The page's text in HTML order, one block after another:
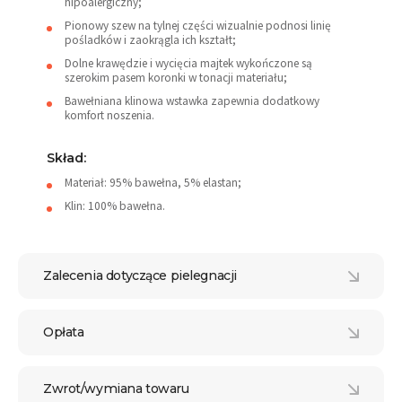
Pionowy szew na tylnej części wizualnie podnosi linię
pośladków i zaokrągla ich kształt;
Dolne krawędzie i wycięcia majtek wykończone są
szerokim pasem koronki w tonacji materiału;
Bawełniana klinowa wstawka zapewnia dodatkowy
komfort noszenia.
Skład:
Materiał: 95% bawełna, 5% elastan;
Klin: 100% bawełna.
Zalecenia dotyczące pielegnacji
Opłata
Zwrot/wymiana towaru